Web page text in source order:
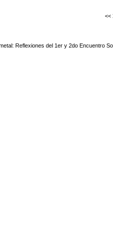
<<
Reflexiones del 1er y 2do Encuentro